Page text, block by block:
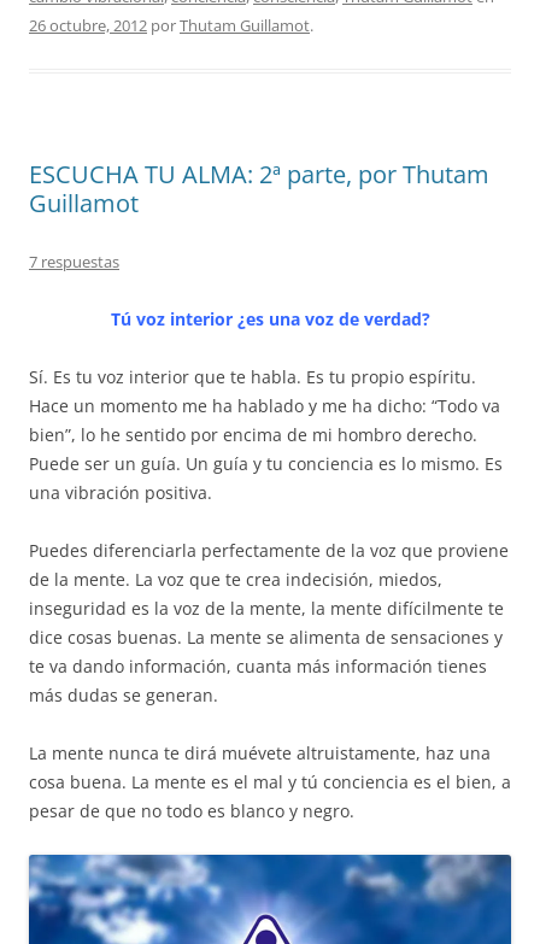
26 octubre, 2012 porThutam Guillamot.
ESCUCHA TU ALMA: 2ª parte, por Thutam
Guillamot
7 respuestas
Tú voz interior ¿es una voz de verdad?
Sí. Es tu voz interior que te habla. Es tu propio espíritu.
Hace un momento me ha hablado y me ha dicho: “Todo va
bien”, lo he sentido por encima de mi hombro derecho.
Puede ser un guía. Un guía y tu conciencia es lo mismo. Es
una vibración positiva.
Puedes diferenciarla perfectamente de la voz que proviene
de la mente. La voz que te crea indecisión, miedos,
inseguridad es la voz de la mente, la mente difícilmente te
dice cosas buenas. La mente se alimenta de sensaciones y
te va dando información, cuanta más información tienes
más dudas se generan.
La mente nunca te dirá muévete altruistamente, haz una
cosa buena. La mente es el mal y tú conciencia es el bien, a
pesar de que no todo es blanco y negro.